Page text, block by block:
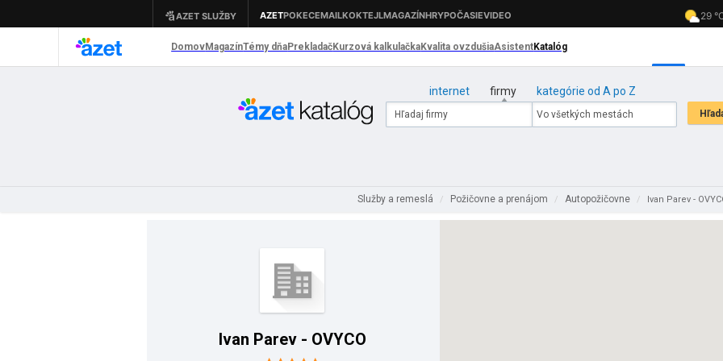
internet firmy kategórie od A po Z
Služby a remeslá / Požičovne a prenájom / Autopožičovne / Ivan Parev -
Ivan Parev - OVYCO